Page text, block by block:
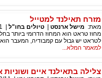
מזרח תאילנד למטייל
מאת: מישל ארנסט טיולים בחו"ל
מחוז טראט הוא המחוז הדרומי ביותר
לטראט יש גבול עם קמבודיה, המעבר הוא
למאמר המלא...
צלילה בתאילנד איים ושוניות